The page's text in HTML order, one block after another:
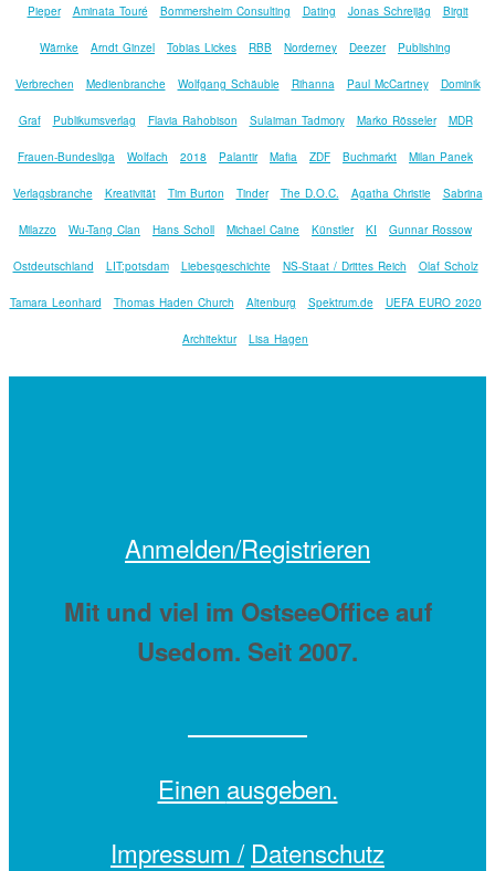
Pieper Aminata Touré Bommersheim Consulting Dating Jonas Schreijäg Birgit
Wärnke Arndt Ginzel Tobias Lickes RBB Norderney Deezer Publishing
Verbrechen Medienbranche Wolfgang Schäuble Rihanna Paul McCartney Dominik
Graf Publikumsverlag Flavia Rahobison Sulaiman Tadmory Marko Rösseler MDR
Frauen-Bundesliga Wolfach 2018 Palantir Mafia ZDF Buchmarkt Milan Panek
Verlagsbranche Kreativität Tim Burton Tinder The D.O.C. Agatha Christie Sabrina
Milazzo Wu-Tang Clan Hans Scholl Michael Caine Künstler KI Gunnar Rossow
Ostdeutschland LIT:potsdam Liebesgeschichte NS-Staat / Drittes Reich Olaf Scholz
Tamara Leonhard Thomas Haden Church Altenburg Spektrum.de UEFA EURO 2020
Architektur Lisa Hagen
Anmelden/Registrieren
Mit und viel im OstseeOffice auf
Usedom. Seit 2007.
Einen ausgeben.
Impressum / Datenschutz